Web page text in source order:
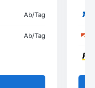
Ab/Tag
Ab/Tag